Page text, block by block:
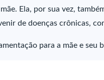
Ela, por sua vez,
de doenças crônicas,
para a mãe e seu